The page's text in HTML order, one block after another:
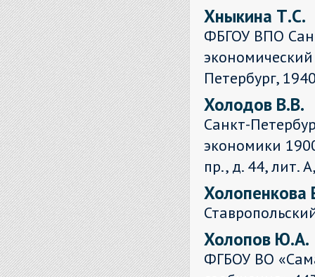
Хныкина Т.С.
ФБГОУ ВПО
Петербург,
Холодов В.В.
Санкт-
экономики
пр., д. 44, лит.
Холопенкова
Холопов Ю.А.
ФГБОУ ВО